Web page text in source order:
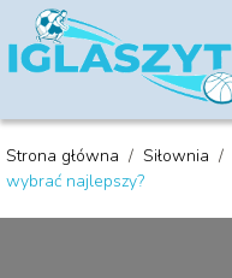
Strona główna / Siłownia /
wybrać najlepszy?